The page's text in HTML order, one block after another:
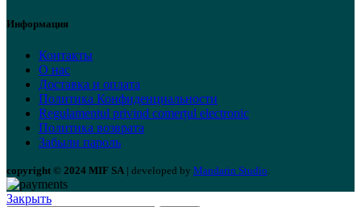
Информация
Контакты
О нас
Доставка и оплата
Политика Конфиденциальности
Regulamentul privind comerțul electronic
Политика возврата
Забыли пароль
copyright © 2024 MIF SA | developed by Mandarin Studio.
Закрыть